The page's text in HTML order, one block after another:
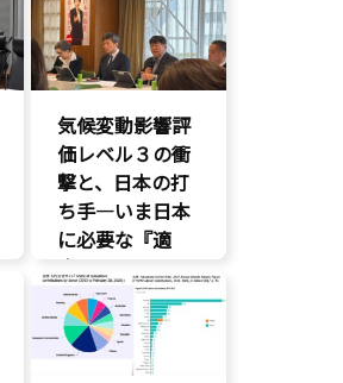
環境部会
防災
気候変動影響評
価レベル３の衝
撃と、日本の打
ち手―いま日本
に必要な『適
応』とは
環境部会